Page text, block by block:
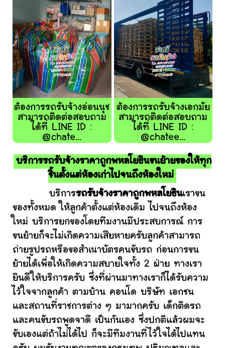
ต้องการรถรับจ้างอ่อนนุช
สามารถติดต่อสอบถาม
ได้ที่ LINE ID :
@chate...
ต้องการรถรับจ้างเอกมัย
สามารถติดต่อสอบถาม
ได้ที่ LINE ID :
@chatee...
บริการรถรับจ้างราคาถูกพหลโยธินขนย้ายของให้ทุก
ชิ้นตั้งแต่ห้องเก่าไปจนถึงห้องใหม่
บริการรถรับจ้างราคาถูกพหลโยธินเราขน
ของทั้งหมด ให้ลูกค้าตั้งแต่ห้องเดิม ไปจนถึงห้อง
ใหม่ บริการยกของโดยทีมงานมีประสบการณ์ การ
ขนย้ายก็จะไม่เกิดความเสียหายครับลูกค้าสามารถ
ถ่ายรูปรถหรือขอสำเนาบัตรคนขับรถ ก่อนการขน
ย้ายได้เพื่อให้เกิดความสบายใจทั้ง 2 ฝ่าย ทางเรา
ยินดีให้บริการครับ ซึ่งที่ผ่านมาทางเราก็ได้รับความ
ไว้ใจจากลูกค้า ตามบ้าน คอนโด บริษัท เอกชน
และสถานที่ราชการต่าง ๆ มามากครับ เด็กติดรถ
และคนขับรถพูดจาดี เป็นกันเอง ซึ่งปกติแล้วผมจะ
ขับเองแต่ถ้าไม่ได้ไป ก็จะมีทีมงานที่ไว้ใจได้ไปแทน